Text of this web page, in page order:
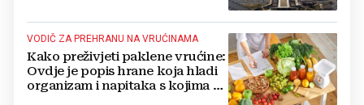
VODIČ ZA PREHRANU NA VRUĆINAMA
Kako preživjeti paklene vrućine:
Ovdje je popis hrane koja hladi
organizam i napitaka s kojima si